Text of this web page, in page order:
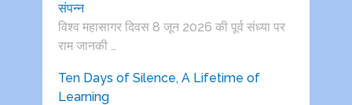
संपन्न
विश्व महासागर दिवस 8 जून 2026 की पूर्व संध्या पर
राम जानकी …
Ten Days of Silence, A Lifetime of
Learning